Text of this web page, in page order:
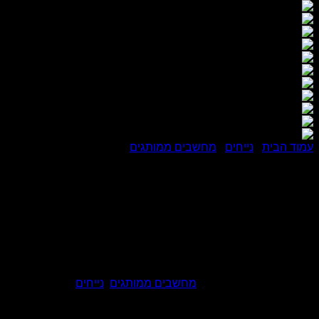
עמוד הבית נייחים מחשבים ממותגים
מחשבים ממותגים נייחים